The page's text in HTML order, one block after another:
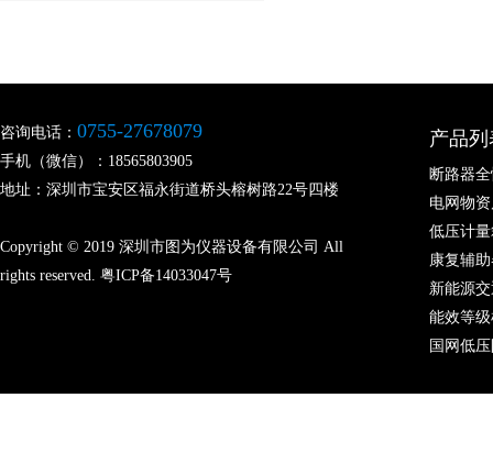
咨询电话： 0755-27678079
手机（微信）：18565803905
地址：深圳市宝安区福永街道桥头榕树路22号四楼
Copyright © 2019 深圳市图为仪器设备有限公司 All
rights reserved. 粤ICP备14033047号
产品列
断路器
电网物
低压计
康复辅
新能源
能效等
国网低